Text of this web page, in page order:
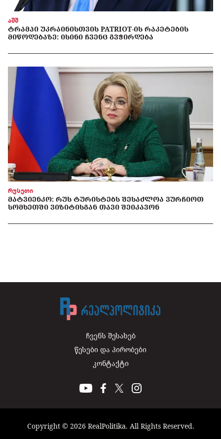
აშშ
ᲢᲠᲐᲛᲞᲘ ᲣᲙᲠᲐᲘᲜᲘᲡᲗᲕᲘᲡ PATRIOT-ᲘᲡ ᲠᲐᲙᲔᲢᲔᲑᲘᲡ
ᲛᲘᲬᲝᲓᲔᲑᲐᲖᲔ: ᲘᲡᲘᲜᲘ ᲩᲕᲔᲜᲪ ᲒᲕᲭᲘᲠᲓᲔᲑᲐ
რუსეთი
ᲛᲐᲢᲕᲘᲔᲜᲙᲝ: ᲠᲣᲡ ᲢᲣᲠᲘᲡᲢᲔᲑᲡ ᲨᲔᲡᲐᲫᲚᲝᲐ ᲕᲣᲠᲩᲘᲝᲗ
ᲡᲝᲛᲮᲔᲗᲨᲘ ᲕᲘᲖᲘᲢᲘᲡᲒᲐᲜ ᲗᲐᲕᲘ ᲨᲔᲘᲙᲐᲕᲝᲜ
ჩვენს შესახებ
წესები და პირობები
კონტაქტი
Copyright © 2026 RealPolitika. All Rights Reserved.